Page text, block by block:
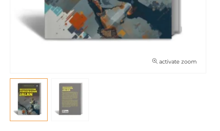
activate zoom